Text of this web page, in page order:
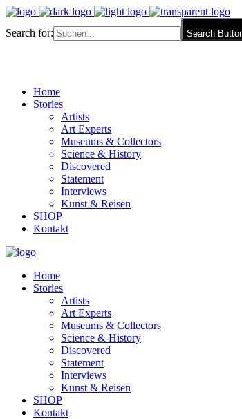
Search for: Search
Home
Stories
Artists
Art Experts
Museums & Collectors
Science & History
Discovered
Statement
Interviews
Kunst & Reisen
SHOP
Kontakt
Home
Stories
Artists
Art Experts
Museums & Collectors
Science & History
Discovered
Statement
Interviews
Kunst & Reisen
SHOP
Kontakt